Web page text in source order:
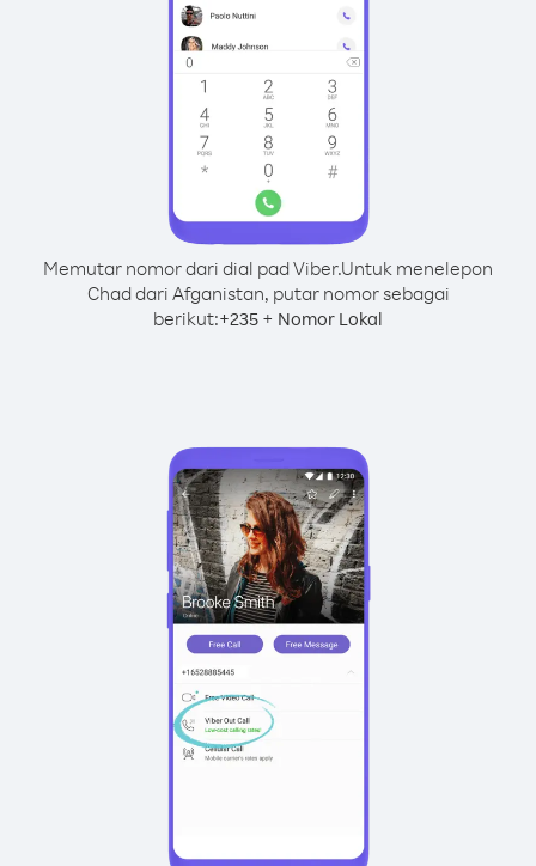
Memutar nomor dari dial pad Viber.Untuk menelepon
Chad dari Afganistan, putar nomor sebagai
berikut:+235 + Nomor Lokal